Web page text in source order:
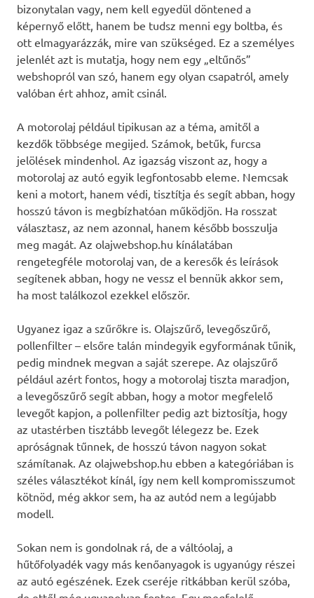
bizonytalan vagy, nem kell egyedül döntened a
képernyő előtt, hanem be tudsz menni egy boltba, és
ott elmagyarázzák, mire van szükséged. Ez a személyes
jelenlét azt is mutatja, hogy nem egy „eltűnős”
webshopról van szó, hanem egy olyan csapatról, amely
valóban ért ahhoz, amit csinál.
A motorolaj például tipikusan az a téma, amitől a
kezdők többsége megijed. Számok, betűk, furcsa
jelölések mindenhol. Az igazság viszont az, hogy a
motorolaj az autó egyik legfontosabb eleme. Nemcsak
keni a motort, hanem védi, tisztítja és segít abban, hogy
hosszú távon is megbízhatóan működjön. Ha rosszat
választasz, az nem azonnal, hanem később bosszulja
meg magát. Az olajwebshop.hu kínálatában
rengetegféle motorolaj van, de a keresők és leírások
segítenek abban, hogy ne vessz el bennük akkor sem,
ha most találkozol ezekkel először.
Ugyanez igaz a szűrőkre is. Olajszűrő, levegőszűrő,
pollenfilter – elsőre talán mindegyik egyformának tűnik,
pedig mindnek megvan a saját szerepe. Az olajszűrő
például azért fontos, hogy a motorolaj tiszta maradjon,
a levegőszűrő segít abban, hogy a motor megfelelő
levegőt kapjon, a pollenfilter pedig azt biztosítja, hogy
az utastérben tisztább levegőt lélegezz be. Ezek
apróságnak tűnnek, de hosszú távon nagyon sokat
számítanak. Az olajwebshop.hu ebben a kategóriában is
széles választékot kínál, így nem kell kompromisszumot
kötnöd, még akkor sem, ha az autód nem a legújabb
modell.
Sokan nem is gondolnak rá, de a váltóolaj, a
hűtőfolyadék vagy más kenőanyagok is ugyanúgy részei
az autó egészének. Ezek cseréje ritkábban kerül szóba,